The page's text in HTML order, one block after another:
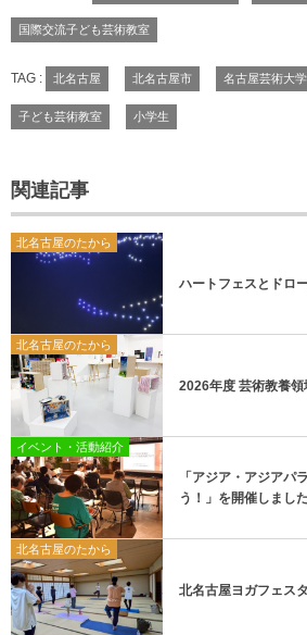
国際交流子ども芸術教室
TAG : 北名古屋 北名古屋市 名古屋芸術大学
子ども芸術教室 小学生
関連記事
北名古屋のたから
ハートフェスとドロ
北名古屋のたから
2026年度 芸術教養
イベント・活動紹介
「アジア・アジアパ
う！」を開催しました
北名古屋のたから
北名古屋ヨガフェス